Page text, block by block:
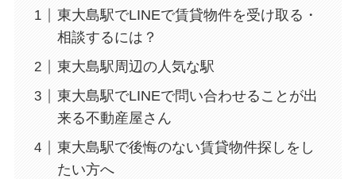
東大島駅でLINEで賃貸物件を受け取る・
相談するには？
東大島駅周辺の人気な駅
東大島駅でLINEで問い合わせることが出
来る不動産屋さん
東大島駅で後悔のない賃貸物件探しをし
たい方へ